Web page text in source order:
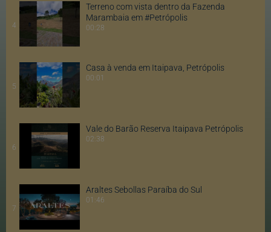
4
Terreno com vista dentro da Fazenda
Marambaia em #Petrópolis
00:28
5
Casa à venda em Itaipava, Petrópolis
00:01
6
Vale do Barão Reserva Itaipava Petrópolis
02:38
7
Araltes Sebollas Paraíba do Sul
01:46